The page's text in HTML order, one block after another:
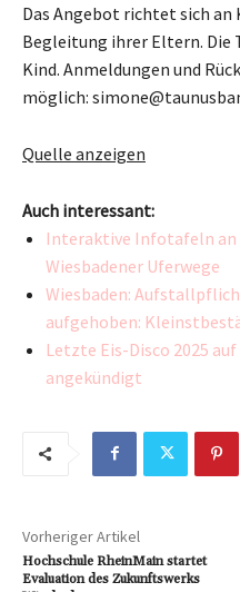
Das Angebot richtet sich an
Begleitung ihrer Eltern. Die
Kind. Anmeldungen und
möglich:
Quelle anzeigen
Auch interessant:
Interaktive Infotafeln an
Wiesbadener Uferwege
Wiesbaden:
aufgehoben:
Letzte Eis-Disco 2025
angekündigt
Vorheriger Artikel
Hochschule RheinMain startet
Evaluation des Zukunftswerks